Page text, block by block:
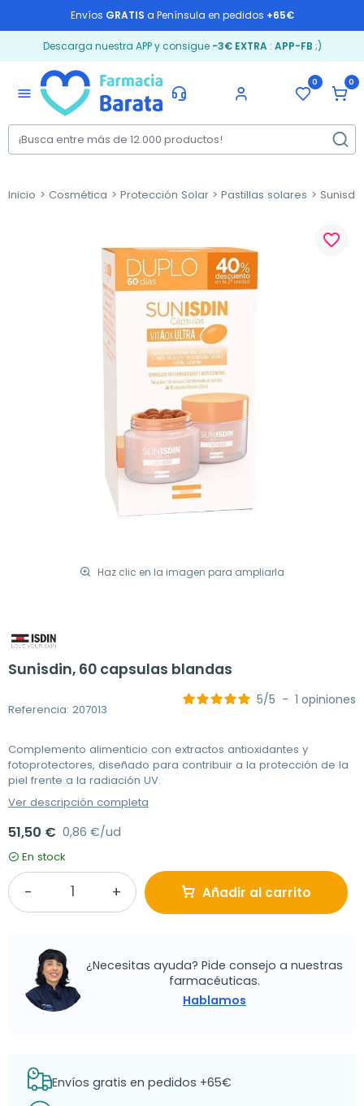
Envíos GRATIS a Península en pedidos +65€
Descarga nuestra APP y consigue -3€ EXTRA: APP-FB ;)
menu
0 0
Inicio Cosmética Protección Solar Pastillas solares
Haz clic en la imagen para ampliarla
favorite_border
Sunisdin, 60 capsulas blandas
Referencia: 207013
5/5 - 1 opiniones
Complemento alimenticio con extractos antioxidantes y
fotoprotectores, diseñado para contribuir a la protección de la
piel frente a la radiación UV.
Ver descripción completa
51,50 € 0,86 €/ud
En stock
Añadir al carrito
¿Necesitas ayuda? Pide consejo a nuestras
farmacéuticas.
Hablamos
Envíos gratis en pedidos +65€